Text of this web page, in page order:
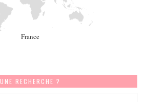
France
UNE RECHERCHE ?